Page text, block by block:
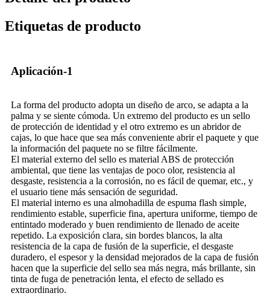
Etiquetas de producto
Aplicación-1
La forma del producto adopta un diseño de arco, se adapta a la
palma y se siente cómoda. Un extremo del producto es un sello
de protección de identidad y el otro extremo es un abridor de
cajas, lo que hace que sea más conveniente abrir el paquete y que
la información del paquete no se filtre fácilmente.
El material externo del sello es material ABS de protección
ambiental, que tiene las ventajas de poco olor, resistencia al
desgaste, resistencia a la corrosión, no es fácil de quemar, etc., y
el usuario tiene más sensación de seguridad.
El material interno es una almohadilla de espuma flash simple,
rendimiento estable, superficie fina, apertura uniforme, tiempo de
entintado moderado y buen rendimiento de llenado de aceite
repetido. La exposición clara, sin bordes blancos, la alta
resistencia de la capa de fusión de la superficie, el desgaste
duradero, el espesor y la densidad mejorados de la capa de fusión
hacen que la superficie del sello sea más negra, más brillante, sin
tinta de fuga de penetración lenta, el efecto de sellado es
extraordinario.